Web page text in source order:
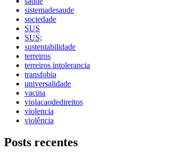
sistemadesaude
sociedade
SUS
SUS;
sustentabilidade
terreiros
terreiros intolerancia
transfobia
universalidade
vacina
violacaodedireitos
violencia
violência
Posts recentes